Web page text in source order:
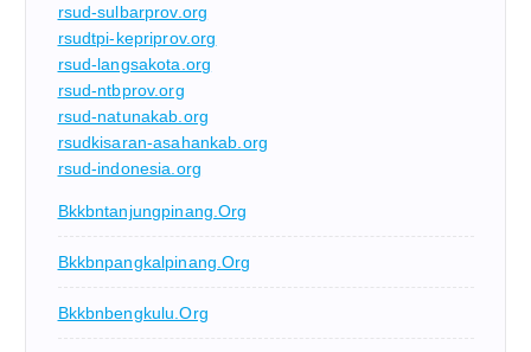
rsud-sulbarprov.org
rsudtpi-kepriprov.org
rsud-langsakota.org
rsud-ntbprov.org
rsud-natunakab.org
rsudkisaran-asahankab.org
rsud-indonesia.org
Bkkbntanjungpinang.org
Bkkbnpangkalpinang.org
Bkkbnbengkulu.org